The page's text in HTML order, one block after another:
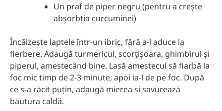
Un praf de piper negru (pentru a crește
absorbția curcuminei)
Încălzește laptele într-un ibric, fără a-l aduce la
fierbere. Adaugă turmericul, scorțișoara, ghimbirul și
piperul, amestecând bine. Lasă amestecul să fiarbă la
foc mic timp de 2-3 minute, apoi ia-l de pe foc. După
ce s-a răcit puțin, adaugă mierea și savurează
băutura caldă.